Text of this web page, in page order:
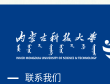
联系我们